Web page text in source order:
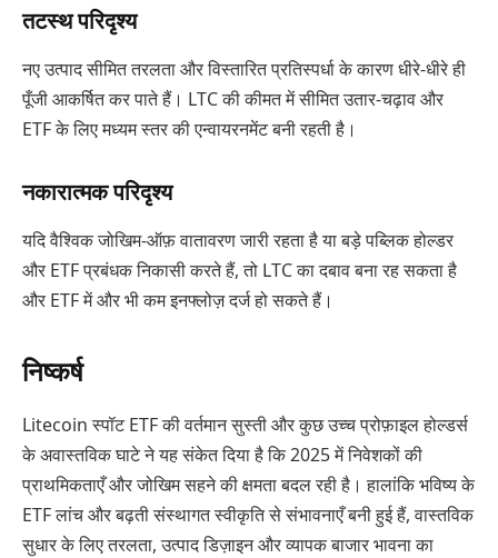
तटस्थ परिदृश्य
नए उत्पाद सीमित तरलता और विस्तारित प्रतिस्पर्धा के कारण धीरे-धीरे ही
पूँजी आकर्षित कर पाते हैं। LTC की कीमत में सीमित उतार-चढ़ाव और
ETF के लिए मध्यम स्तर की एन्वायरनमेंट बनी रहती है।
नकारात्मक परिदृश्य
यदि वैश्विक जोखिम-ऑफ़ वातावरण जारी रहता है या बड़े पब्लिक होल्डर
और ETF प्रबंधक निकासी करते हैं, तो LTC का दबाव बना रह सकता है
और ETF में और भी कम इनफ्लोज़ दर्ज हो सकते हैं।
निष्कर्ष
Litecoin स्पॉट ETF की वर्तमान सुस्ती और कुछ उच्च प्रोफ़ाइल होल्डर्स
के अवास्तविक घाटे ने यह संकेत दिया है कि 2025 में निवेशकों की
प्राथमिकताएँ और जोखिम सहने की क्षमता बदल रही है। हालांकि भविष्य के
ETF लांच और बढ़ती संस्थागत स्वीकृति से संभावनाएँ बनी हुई हैं, वास्तविक
सुधार के लिए तरलता, उत्पाद डिज़ाइन और व्यापक बाजार भावना का